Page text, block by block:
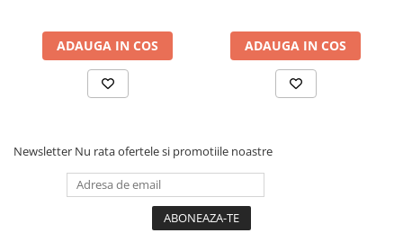
ADAUGA IN COS ADAUGA IN COS
Newsletter Nu rata ofertele si promotiile noastre